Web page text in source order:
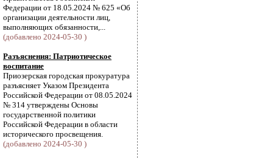
Федерации от 18.05.2024 № 625 «Об
организации деятельности лиц,
выполняющих обязанности,...
(добавлено 2024-05-30 )
Разъяснения: Патриотическое
воспитание
Приозерская городская прокуратура
разъясняет Указом Президента
Российской Федерации от 08.05.2024
№ 314 утверждены Основы
государственной политики
Российской Федерации в области
исторического просвещения.
(добавлено 2024-05-30 )